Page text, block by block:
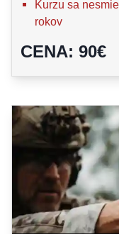
Kurzu sa
rokov
CENA: 90€